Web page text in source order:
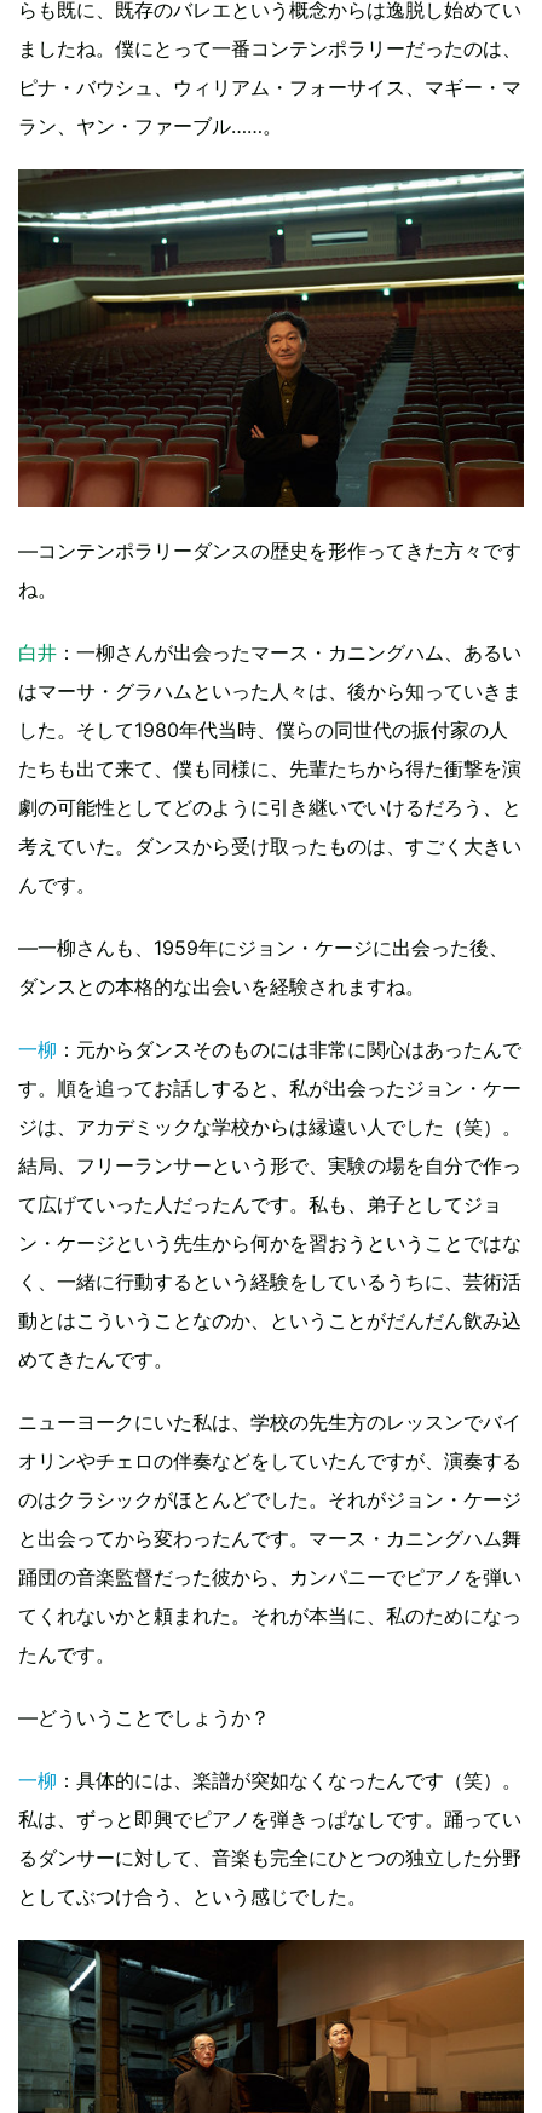
らも既に、既存のバレエという概念からは逸脱し始めてい
ましたね。僕にとって一番コンテンポラリーだったのは、
ピナ・バウシュ、ウィリアム・フォーサイス、マギー・マ
ラン、ヤン・ファーブル……。
—コンテンポラリーダンスの歴史を形作ってきた方々です
ね。
白井 ：一柳さんが出会ったマース・カニングハム、あるい
はマーサ・グラハムといった人々は、後から知っていきま
した。そして1980年代当時、僕らの同世代の振付家の人
たちも出て来て、僕も同様に、先輩たちから得た衝撃を演
劇の可能性としてどのように引き継いでいけるだろう、と
考えていた。ダンスから受け取ったものは、すごく大きい
んです。
—一柳さんも、1959年にジョン・ケージに出会った後、
ダンスとの本格的な出会いを経験されますね。
一柳 ：元からダンスそのものには非常に関心はあったんで
す。順を追ってお話しすると、私が出会ったジョン・ケー
ジは、アカデミックな学校からは縁遠い人でした（笑）。
結局、フリーランサーという形で、実験の場を自分で作っ
て広げていった人だったんです。私も、弟子としてジョ
ン・ケージという先生から何かを習おうということではな
く、一緒に行動するという経験をしているうちに、芸術活
動とはこういうことなのか、ということがだんだん飲み込
めてきたんです。
ニューヨークにいた私は、学校の先生方のレッスンでバイ
オリンやチェロの伴奏などをしていたんですが、演奏する
のはクラシックがほとんどでした。それがジョン・ケージ
と出会ってから変わったんです。マース・カニングハム舞
踊団の音楽監督だった彼から、カンパニーでピアノを弾い
てくれないかと頼まれた。それが本当に、私のためになっ
たんです。
—どういうことでしょうか？
一柳 ：具体的には、楽譜が突如なくなったんです（笑）。
私は、ずっと即興でピアノを弾きっぱなしです。踊ってい
るダンサーに対して、音楽も完全にひとつの独立した分野
としてぶつけ合う、という感じでした。